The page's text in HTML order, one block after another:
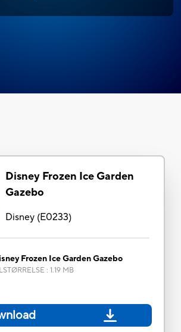
Disney Frozen Ice Garden
Gazebo
Disney(E0233)
Frozen Ice Garden Gazebo
: 1.19 MB